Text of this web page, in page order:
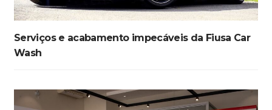
Serviços e acabamento impecáveis da Fiusa Car
Wash